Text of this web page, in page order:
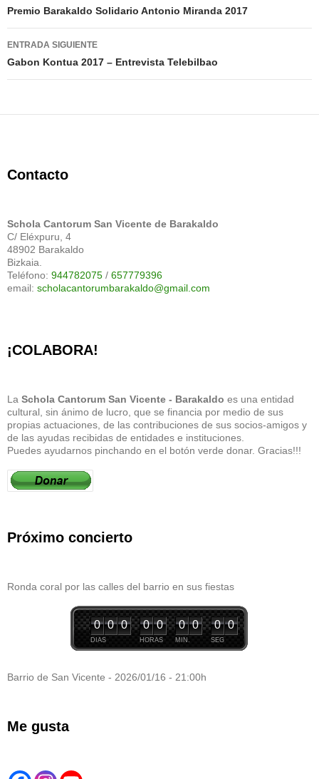
de
entradas
Premio Barakaldo Solidario Antonio Miranda 2017
ENTRADA SIGUIENTE
Gabon Kontua 2017 – Entrevista Telebilbao
Contacto
Schola Cantorum San Vicente de Barakaldo
C/ Eléxpuru, 4
48902 Barakaldo
Bizkaia.
Teléfono: 944782075 / 657779396
email: scholacantorumbarakaldo@gmail.com
¡COLABORA!
La Schola Cantorum San Vicente - Barakaldo es una entidad
cultural, sin ánimo de lucro, que se financia por medio de sus
propias actuaciones, de las contribuciones de sus socios-amigos y
de las ayudas recibidas de entidades e instituciones.
Puedes ayudarnos pinchando en el botón verde donar. Gracias!!!
Próximo concierto
Ronda coral por las calles del barrio en sus fiestas
DIAS
0 0 0
HORAS
0 0
MIN.
0 0
SEG
0 0
Barrio de San Vicente - 2026/01/16 - 21:00h
Me gusta